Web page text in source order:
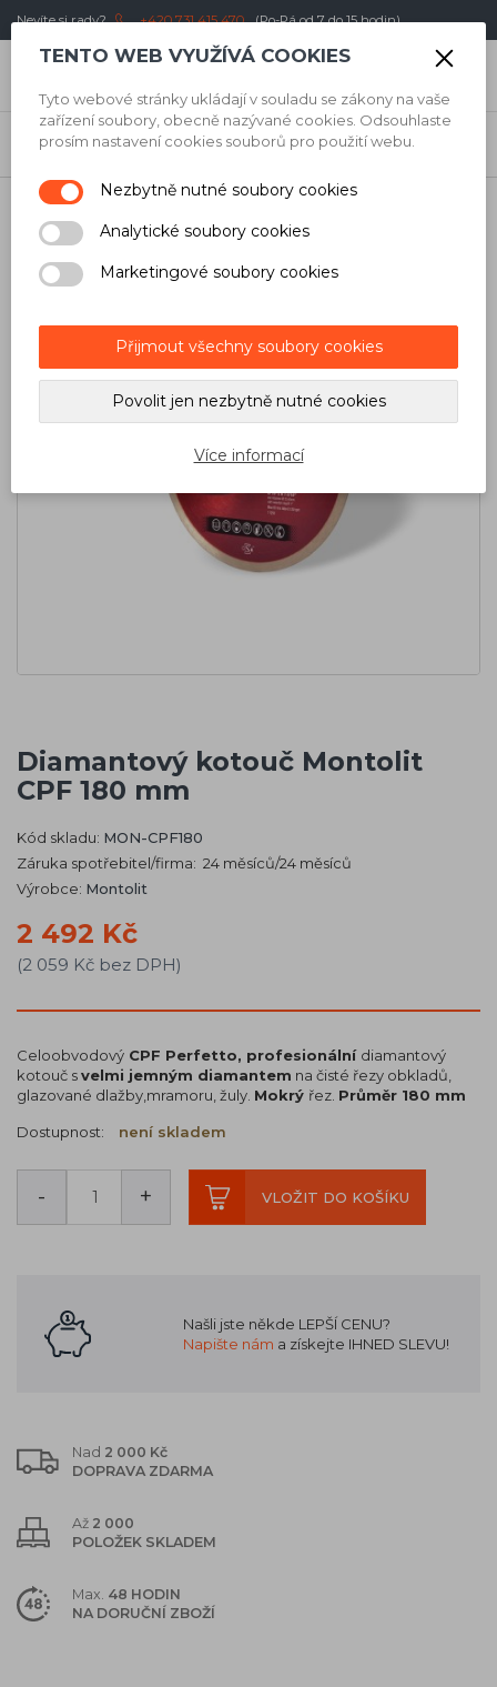
Nevíte si rady? +420 731 415 470 (Po-Pá od 7 do 15 hodin)
Úvod / Obkladači / Diamantové kotouče /
Pro stolovou
pilu
Diamantový kotouč Montolit CPF 180 mm
Diamantový kotouč Montolit
CPF 180 mm
Kód skladu: MON-CPF180
Záruka spotřebitel/firma: 24 měsíců/24 měsíců
Výrobce: Montolit
2 492 Kč
(2 059 Kč bez DPH)
Celoobvodový CPF Perfetto, profesionální diamantový
kotouč svelmi jemným diamantem na čisté řezy obkladů,
glazované dlažby,mramoru, žuly. Mokrý řez. Průměr 180 mm
Dostupnost: není skladem
- + VLOŽIT DO KOŠÍKU
Našli jste někde LEPŠÍ CENU?
Napište nám a získejte IHNED SLEVU!
Nad 2 000 Kč
DOPRAVA ZDARMA
Až 2 000
POLOŽEK SKLADEM
Max. 48 HODIN
NA DORUČNÍ ZBOŽÍ
TENTO WEB VYUŽÍVÁ COOKIES
Tyto webové stránky ukládají v souladu se zákony na vaše
zařízení soubory, obecně nazývané cookies. Odsouhlaste
prosím nastavení cookies souborů pro použití webu.
Nezbytně nutné soubory cookies
Analytické soubory cookies
Marketingové soubory cookies
Přijmout všechny soubory cookies
Povolit jen nezbytně nutné cookies
Více informací